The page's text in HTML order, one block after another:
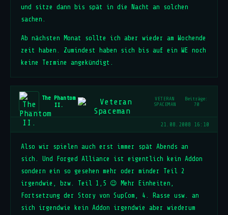
und sitze dann bis spät in die Nacht an solchen
sachen.
Ab nächsten Monat sollte ich aber wieder am Wochende
zeit haben. Zumindest haben sich bis auf ein WE noch
keine Termine angekündigt.
The Phantom
II.
VETERAN
SPACEMAN
Beiträge:
70
21.08.2008 16:10
Also wir spielen auch erst immer spät Abends an
sich. Und Forged Alliance ist eigentlich kein Addon
sondern ein so gesehen mehr oder minder Teil 2
irgendwie, bzw. Teil 1,5 😉 Mehr Einheiten,
Fortsetzung der Story von SupCom, 4. Rasse usw. an
sich irgendwie kein Addon irgendwie aber wiederum